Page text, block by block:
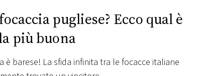
pugliese? Ecco qual è
più buona
è barese! La sfida infinita tra le focacce italiane